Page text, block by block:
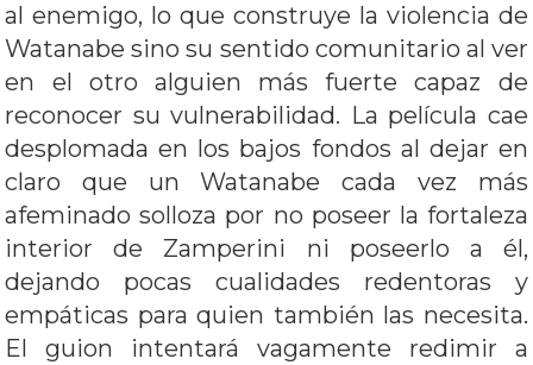
al enemigo, lo que construye la violencia de
Watanabe sino su sentido comunitario al ver
en el otro alguien más fuerte capaz de
reconocer su vulnerabilidad. La película cae
desplomada en los bajos fondos al dejar en
claro que un Watanabe cada vez más
afeminado solloza por no poseer la fortaleza
interior de Zamperini ni poseerlo a él,
dejando pocas cualidades redentoras y
empáticas para quien también las necesita.
El guion intentará vagamente redimir a